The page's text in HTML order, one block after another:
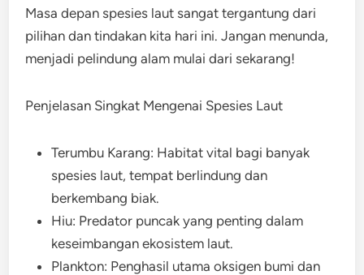
Masa depan spesies laut sangat tergantung dari
pilihan dan tindakan kita hari ini. Jangan menunda,
menjadi pelindung alam mulai dari sekarang!
Penjelasan Singkat Mengenai Spesies Laut
Terumbu Karang: Habitat vital bagi banyak
spesies laut, tempat berlindung dan
berkembang biak.
Hiu: Predator puncak yang penting dalam
keseimbangan ekosistem laut.
Plankton: Penghasil utama oksigen bumi dan